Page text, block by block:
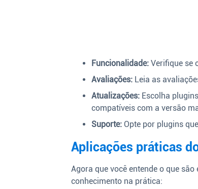
Funcionalidade: Verifique se
Avaliações: Leia as
Atualizações: Escolha
compatíveis com a versão
Suporte: Opte por plugins
Aplicações práticas
Agora que você entende o que
conhecimento na prática: